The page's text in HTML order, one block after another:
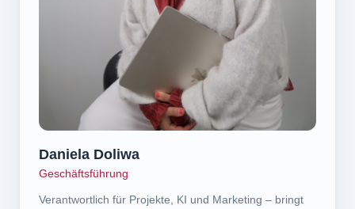
Daniela Doliwa
Geschäftsführung
Verantwortlich für Projekte, KI und Marketing – bringt